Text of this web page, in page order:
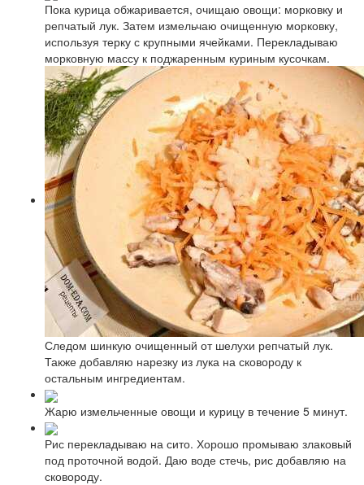
Пока курица обжаривается, очищаю овощи: морковку и
репчатый лук. Затем измельчаю очищенную морковку,
используя терку с крупными ячейками. Перекладываю
морковную массу к поджаренным куриным кусочкам.
Следом шинкую очищенный от шелухи репчатый лук.
Также добавляю нарезку из лука на сковороду к
остальным ингредиентам.
Жарю измельченные овощи и курицу в течение 5 минут.
Рис перекладываю на сито. Хорошо промываю злаковый
под проточной водой. Даю воде стечь, рис добавляю на
сковороду.